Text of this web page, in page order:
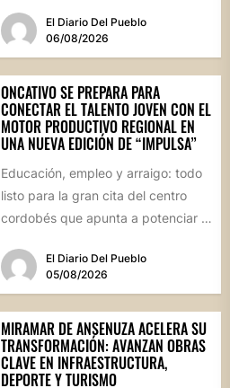
El Diario Del Pueblo
06/08/2026
ONCATIVO SE PREPARA PARA
CONECTAR EL TALENTO JOVEN CON EL
MOTOR PRODUCTIVO REGIONAL EN
UNA NUEVA EDICIÓN DE “IMPULSA”
Educación, empleo y arraigo: todo
listo para la gran cita del centro
cordobés que apunta a potenciar el
El Diario Del Pueblo
05/08/2026
MIRAMAR DE ANSENUZA ACELERA SU
TRANSFORMACIÓN: AVANZAN OBRAS
CLAVE EN INFRAESTRUCTURA,
DEPORTE Y TURISMO